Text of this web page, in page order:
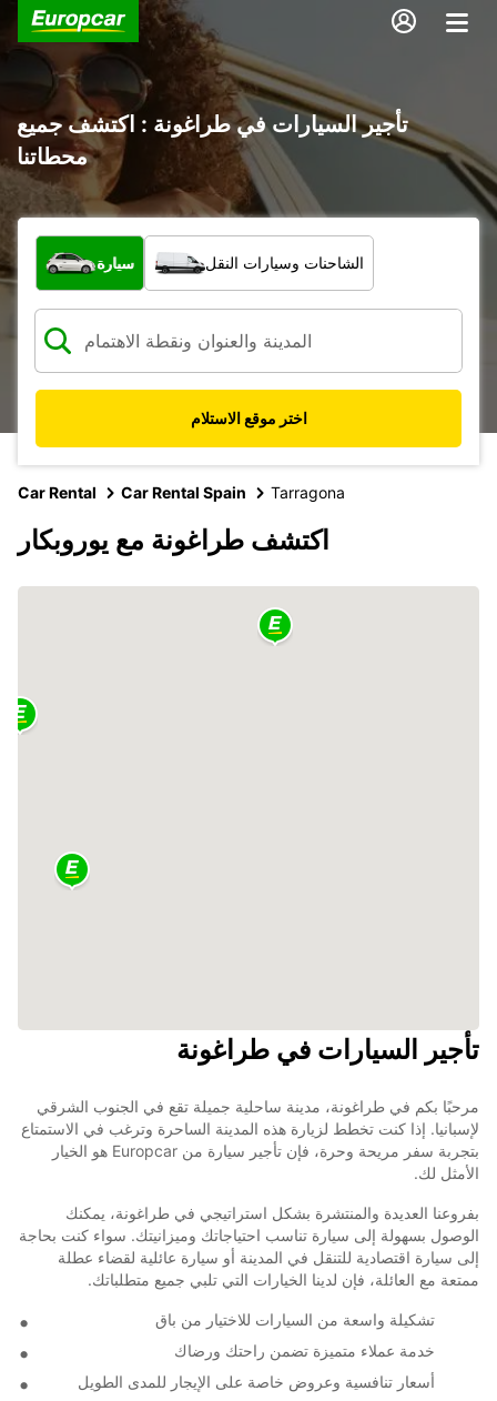
تأجير السيارات في طراغونة : اكتشف جميع
محطاتنا
ما نوع المركبة؟
سيارة الشاحنات وسيارات النقل
اختر موقع الاستلام
Car Rental Car Rental Spain Tarragona
اكتشف طراغونة مع يوروبكار
تأجير السيارات في طراغونة
مرحبًا بكم في طراغونة، مدينة ساحلية جميلة تقع في الجنوب الشرقي
لإسبانيا. إذا كنت تخطط لزيارة هذه المدينة الساحرة وترغب في الاستمتاع
بتجربة سفر مريحة وحرة، فإن تأجير سيارة من Europcar هو الخيار
الأمثل لك.
بفروعنا العديدة والمنتشرة بشكل استراتيجي في طراغونة، يمكنك
الوصول بسهولة إلى سيارة تناسب احتياجاتك وميزانيتك. سواء كنت بحاجة
إلى سيارة اقتصادية للتنقل في المدينة أو سيارة عائلية لقضاء عطلة
ممتعة مع العائلة، فإن لدينا الخيارات التي تلبي جميع متطلباتك.
تشكيلة واسعة من السيارات للاختيار من باق
خدمة عملاء متميزة تضمن راحتك ورضاك
أسعار تنافسية وعروض خاصة على الإيجار للمدى الطويل